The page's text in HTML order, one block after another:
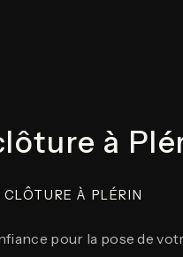
à
À PLÉRIN
pour la pose de